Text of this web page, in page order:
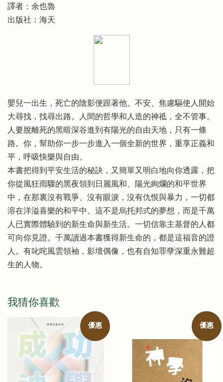
譯者：余也魯
出版社：海天
嬰兒一出生，死亡的陰影便跟著他。不安、焦慮驅使人開始
大尋找，找尋出路。人間的哲學和人造的神祗，全不管事。
人要脫離死的黑暗深谷進到有陽光的自由天地，只有一條
路。你，幫助你一步一步進入一個全新的世界，重享正義和
平，呼吸快樂與自由。
本書把得到平安生活的秘訣，又簡單又明白地向你透露，把
你從風狂雨驟的黑夜領到日麗風和、陽光絢爛的和平世界
中，在那裏沒有戰爭、沒有眼淚，沒有仇恨與暴力，一切都
溶在洋溢喜樂的和平中。這不是烏托邦式的夢想，而是千萬
人已實際體驗到的新生命與新生活。一切信靠主基督的人都
可向你見證。千萬讀過本書獲得新生命的，都是這福音的證
人。有叱咤風雲領袖，影壇偶像，也有自知罪孽深重永難超
生的人物。
我猜你喜歡
優惠 優惠